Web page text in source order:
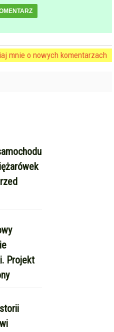
mnie o nowych komentarzach
Projekt